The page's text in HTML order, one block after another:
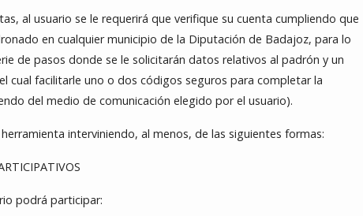
al usuario se le requerirá que verifique su cuenta cumpliendo que
en cualquier municipio de la Diputación de Badajoz, para lo
de pasos donde se le solicitarán datos relativos al padrón y un
cual facilitarle uno o dos códigos seguros para completar la
del medio de comunicación elegido por el usuario).
interviniendo, al menos, de las siguientes formas:
podrá participar: